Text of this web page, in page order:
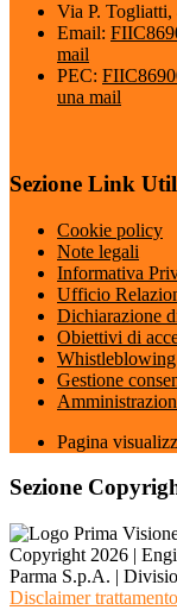
Via P.
Email:
mail
PEC:
una mail
Sezione Link
Cookie policy
Note legali
Informativa
Ufficio
Dichiarazione
Obiettivi di
Whistleblowing
Gestione
Pagina
Sezione
Copyright 2026 |
Parma S.p.A. |
Disclaimer